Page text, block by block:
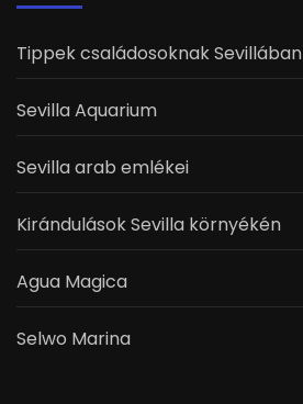
Tippek családosoknak Sevillában
Sevilla Aquarium
Sevilla arab emlékei
Kirándulások Sevilla környékén
Agua Magica
Selwo Marina